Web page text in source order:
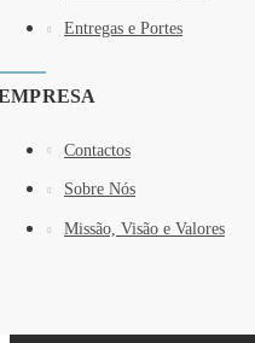
Entregas e Portes
Contactos
Sobre Nós
Missão, Visão e Valores